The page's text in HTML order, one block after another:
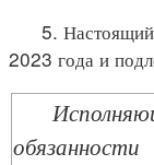
5. Настоящий
2023 года и
обязанности